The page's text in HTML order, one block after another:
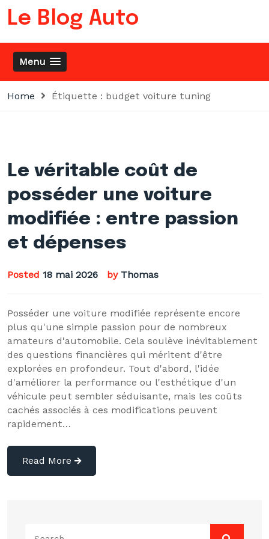
Skip
Le Blog Auto
Menu
Home Étiquette : budget voiture tuning
Le véritable coût de
posséder une voiture
modifiée : entre passion
et dépenses
Posted 18 mai 2026 by Thomas
Posséder une voiture modifiée représente encore
plus qu'une simple passion pour de nombreux
amateurs d'automobile. Cela soulève inévitablement
des questions financières qui méritent d'être
explorées en profondeur. Tout d'abord, l'idée
d'améliorer la performance ou l'esthétique d'un
véhicule peut sembler séduisante, mais les coûts
cachés associés à ces modifications peuvent
rapidement…
Read More